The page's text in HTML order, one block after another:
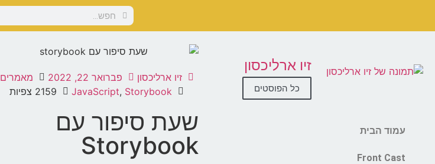
זיו ארליכסון
כל הפוסטים
עמוד הבית
Front Cast
זיו ארליכסון פברואר 22, 2022
מאמרים
JavaScript, Storybook 2159 צפיות
שעת סיפור עם
Storybook